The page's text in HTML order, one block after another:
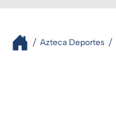
Azteca Deportes